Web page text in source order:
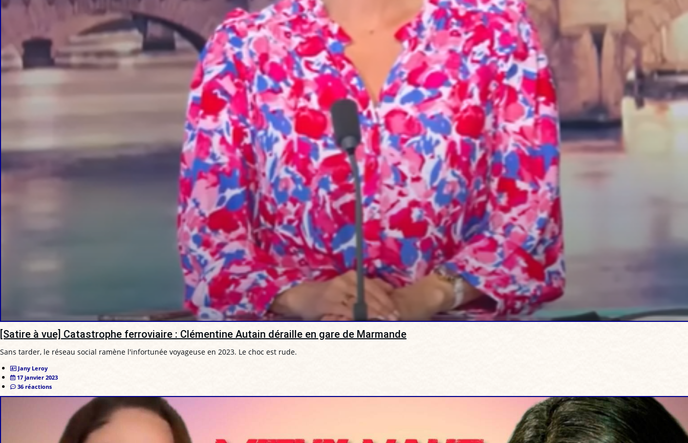
[Satire à vue] Catastrophe ferroviaire : Clémentine Autain déraille en gare de Marmande
Sans tarder, le réseau social ramène l'infortunée voyageuse en 2023. Le choc est rude.
Jany Leroy
17 janvier 2023
36 réactions